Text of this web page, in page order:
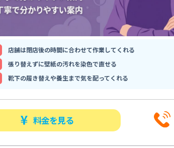
店舗は閉店後の時間に合わせて作業してくれる
張り替えずに壁紙の汚れを染色で直せる
靴下の履き替えや養生まで気を配ってくれる
料金を見る